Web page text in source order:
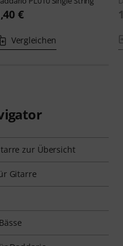
€
Vergleichen
zur Übersicht
Gitarre